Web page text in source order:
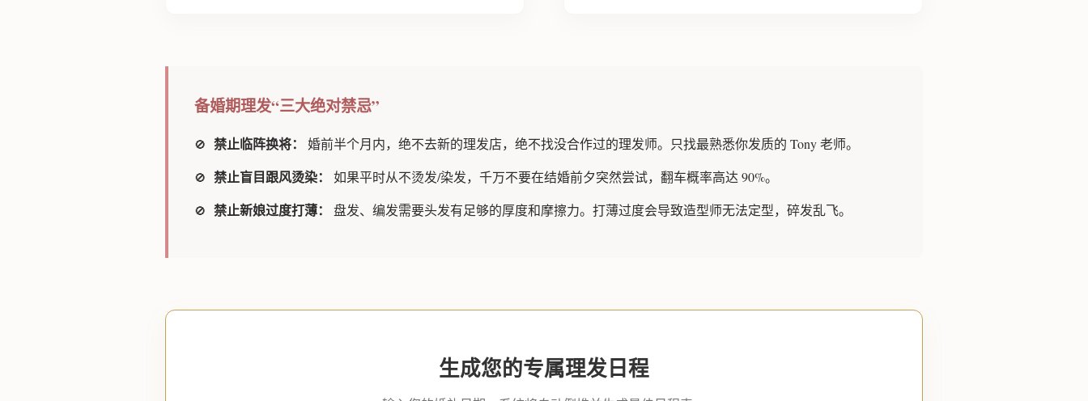
备婚期理发“三大绝对禁忌”
禁止临阵换将： 婚前半个月内，绝不去新的理发店，绝不找没合作过的理发师。只找最熟悉你发质的 Tony 老师。
禁止盲目跟风烫染： 如果平时从不烫发/染发，千万不要在结婚前夕突然尝试，翻车概率高达 90%。
禁止新娘过度打薄： 盘发、编发需要头发有足够的厚度和摩擦力。打薄过度会导致造型师无法定型，碎发乱飞。
生成您的专属理发日程